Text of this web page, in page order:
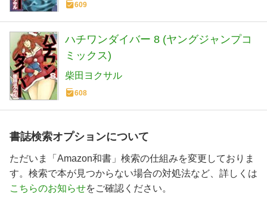
609
ハチワンダイバー 8 (ヤングジャンプコ
ミックス)
柴田ヨクサル
608
書誌検索オプションについて
ただいま「Amazon和書」検索の仕組みを変更しておりま
す。検索で本が見つからない場合の対処法など、詳しくは
こちらのお知らせをご確認ください。